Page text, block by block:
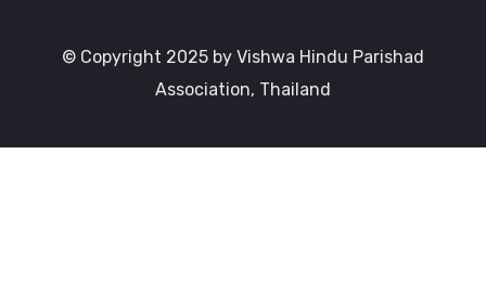
© Copyright 2025 by Vishwa Hindu Parishad
Association, Thailand